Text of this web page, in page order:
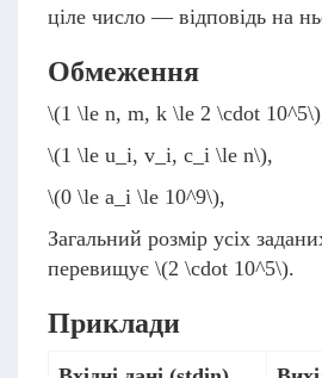
ціле число — відповідь на
Обмеження
\(1 \le n, m, k \le 2 \cdot 10^5\)
\(1 \le u_i, v_i, c_i \le n\),
\(0 \le a_i \le 10^9\),
Загальний розмір усіх
перевищує \(2 \cdot 10^5\).
Приклади